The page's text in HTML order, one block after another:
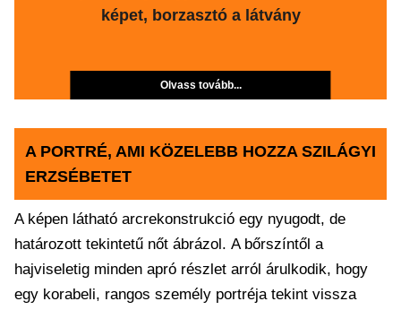
képet, borzasztó a látvány
Olvass tovább...
A PORTRÉ, AMI KÖZELEBB HOZZA SZILÁGYI
ERZSÉBETET
A képen látható arcrekonstrukció egy nyugodt, de
határozott tekintetű nőt ábrázol. A bőrszíntől a
hajviseletig minden apró részlet arról árulkodik, hogy
egy korabeli, rangos személy portréja tekint vissza